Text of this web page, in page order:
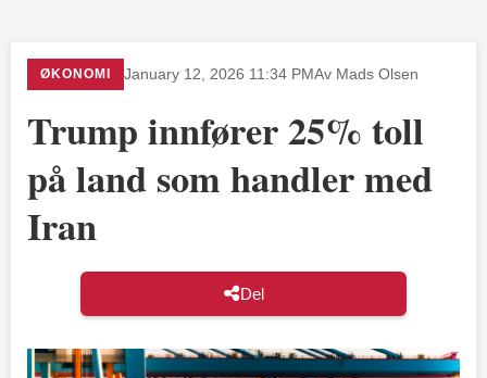
ØKONOMI January 12, 2026 11:34 PMAv Mads Olsen
Trump innfører 25% toll
på land som handler med
Iran
Del